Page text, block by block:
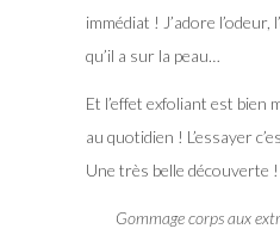
immédiat ! J’adore
qu’il a sur la peau…
Et l’effet exfoliant est bien
au quotidien ! L’essayer
Une très belle découverte !
Gommage corps aux